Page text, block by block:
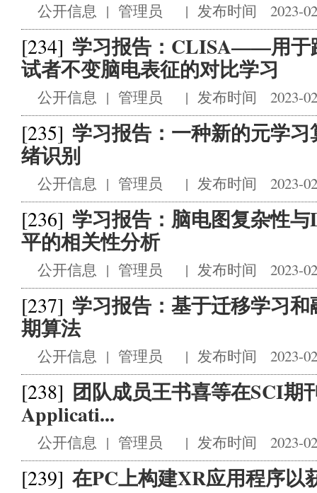
公开信息 | 管理员 | 发布时间 2023-
[234] 学习报告：CLISA——用于
试者不变脑电表征的对比学习
公开信息 | 管理员 | 发布时间 2023-
[235] 学习报告：一种新的元学
绪识别
公开信息 | 管理员 | 发布时间 2023-
[236] 学习报告：脑电图复杂性
平的相关性分析
公开信息 | 管理员 | 发布时间 2023-
[237] 学习报告：基于迁移学习
期算法
公开信息 | 管理员 | 发布时间 2023-
[238] 团队成员王书喜等在SCI期
Applicati...
公开信息 | 管理员 | 发布时间 2023-
[239] 在PC上构建XR应用程序以